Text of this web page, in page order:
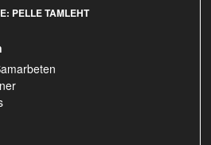
PELLE TAMLEHT